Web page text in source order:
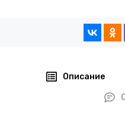
Описание